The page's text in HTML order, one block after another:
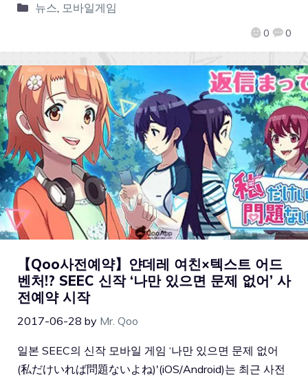
0 0
뉴스, 모바일게임
【Qoo사전예약】얀데레 여친×텍스트 어드
벤처!? SEEC 신작 ‘나만 있으면 문제 없어’ 사
전예약 시작
2017-06-28 by Mr. Qoo
일본 SEEC의 신작 모바일 게임 ‘나만 있으면 문제 없어
(私だけいれば問題ないよね)'(iOS/Android)는 최근 사전